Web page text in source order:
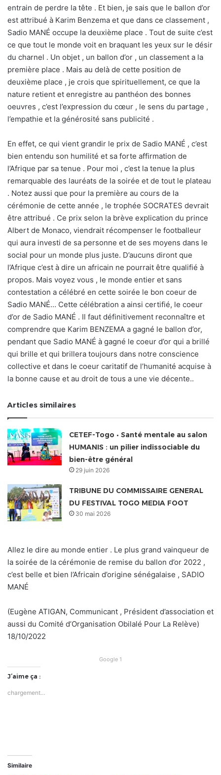
entrain de perdre la tête . Et bien, je sais que le ballon d’or
est attribué à Karim Benzema et que dans ce classement ,
Sadio MANÉ occupe la deuxième place . Tout de suite c’est
ce que tout le monde voit en braquant les yeux sur le désir
du charnel . Un objet , un ballon d’or , un classement a la
première place . Mais au delà de cette position de
deuxième place , je crois que spirituellement, ce que la
nature retient et enregistre au panthéon des bonnes
oeuvres , c’est l’expression du cœur , le sens du partage ,
l’empathie et la générosité sans publicité .
En effet, ce qui vient grandir le prix de Sadio MANÉ , c’est
bien entendu son humilité et sa forte affirmation de
l’Afrique par sa tenue . Pour moi , c’est la tenue la plus
remarquable des lauréats de la soirée et de tout le plateau
. Notez aussi que pour la première au cours de la
cérémonie de cette année , le trophée SOCRATES devrait
être attribué . Ce prix selon la brève explication du prince
Albert de Monaco, viendrait récompenser le footballeur
qui aura investi de sa personne et de ses moyens dans le
social pour un monde plus juste. D’aucuns diront que
l’Afrique c’est à dire un africain ne pourrait être qualifié à
propos. Mais voyez vous , le monde entier et sans
contestation a célébré en cette soirée le bon coeur de
Sadio MANÉ… Cette célébration a ainsi certifié, le coeur
d’or de Sadio MANÉ . Il faut définitivement reconnaître et
comprendre que Karim BENZEMA a gagné le ballon d’or,
pendant que Sadio MANÉ à gagné le coeur d’or qui a brillé
qui brille et qui brillera toujours dans notre conscience
collective et dans le coeur caritatif de l’humanité acquise à
la bonne cause et au droit de tous a une vie décente..
Articles similaires
CETEF-Togo • Santé mentale au salon
HUMANIS : un pilier indissociable du
bien-être général
29 juin 2026
TRIBUNE DU COMMISSAIRE GENERAL
DU FESTIVAL TOGO MEDIA FOOT
30 mai 2026
Allez le dire au monde entier . Le plus grand vainqueur de
la soirée de la cérémonie de remise du ballon d’or 2022 ,
c’est belle et bien l’Africain d’origine sénégalaise , SADIO
MANÉ
(Eugène ATIGAN, Communicant , Président d’association et
aussi du Comité d’Organisation Obilalé Pour La Relève)
18/10/2022
Google 1
J’aime ça :
chargement…
Similaire